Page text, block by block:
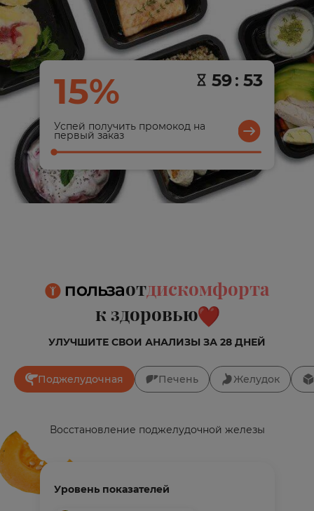
15% 59: 53
Успей получить промокод на
первый заказ
отдискомфорта
к здоровью
УЛУЧШИТЕ СВОИ АНАЛИЗЫ ЗА 28 ДНЕЙ
Поджелудочная Печень Желудок
Восстановление поджелудочной железы
Уровень показателей